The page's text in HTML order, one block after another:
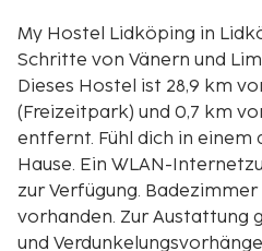
My Hostel Lidköping in
Schritte von Vänern und
Dieses Hostel ist 28,9 km
(Freizeitpark) und 0,7 km
entfernt. Fühl dich in einem
Hause. Ein WLAN-
zur Verfügung.
vorhanden. Zur Austattung
und